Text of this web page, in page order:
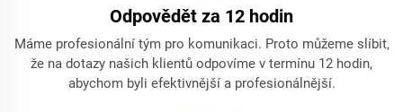
Odpovědět za 12 hodin
Máme profesionální tým pro komunikaci. Proto můžeme slíbit,
že na dotazy našich klientů odpovíme v termínu 12 hodin,
abychom byli efektivnější a profesionálnější.